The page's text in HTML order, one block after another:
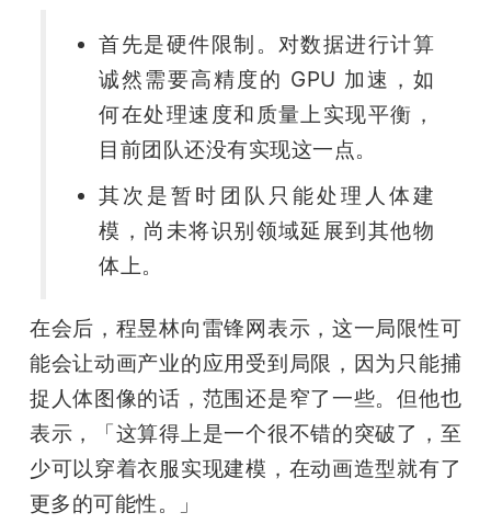
首先是硬件限制。对数据进行计算
诚然需要高精度的 GPU 加速，如
何在处理速度和质量上实现平衡，
目前团队还没有实现这一点。
其次是暂时团队只能处理人体建
模，尚未将识别领域延展到其他物
体上。
在会后，程昱林向雷锋网表示，这一局限性可
能会让动画产业的应用受到局限，因为只能捕
捉人体图像的话，范围还是窄了一些。但他也
表示，「这算得上是一个很不错的突破了，至
少可以穿着衣服实现建模，在动画造型就有了
更多的可能性。」